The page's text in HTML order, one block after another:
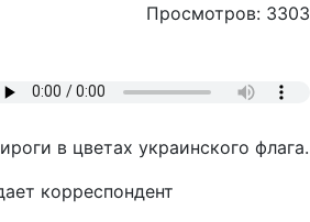
Просмотров: 3303
в цветах украинского флага.
корреспондент